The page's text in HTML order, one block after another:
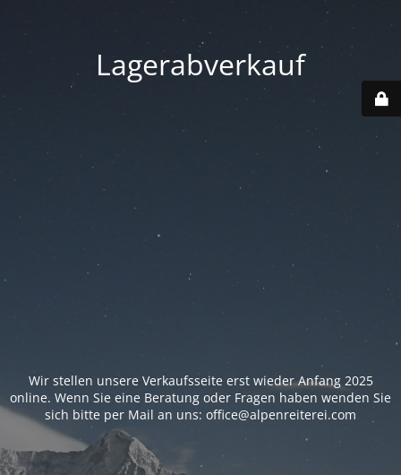
Lagerabverkauf
Wir stellen unsere Verkaufsseite erst wieder Anfang 2025
online. Wenn Sie eine Beratung oder Fragen haben wenden Sie
sich bitte per Mail an uns: office@alpenreiterei.com